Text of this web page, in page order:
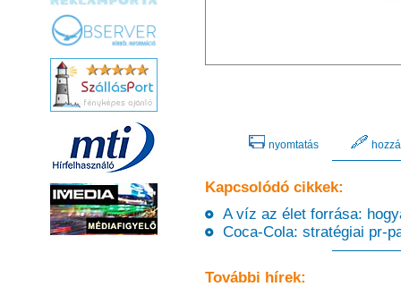
nyomtatás
Kapcsolódó cikkek:
A víz az élet forrása:
Coca-Cola: stratégiai pr-
További hírek: